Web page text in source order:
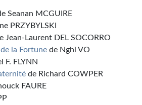
Seanan MCGUIRE
PRZYBYLSKI
Jean-Laurent DEL SOCORRO
la Fortune de Nghi VO
F. FLYNN
de Richard COWPER
FAURE